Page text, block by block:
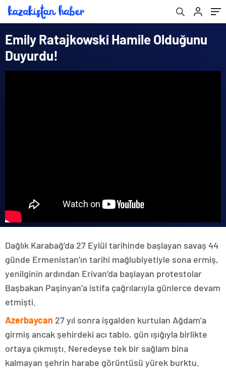
Emily Ratajkowski Hamile Olduğunu
Duyurdu!
Dağlık Karabağ’da 27 Eylül tarihinde başlayan savaş 44
günde Ermenistan’ın tarihi mağlubiyetiyle sona ermiş,
yenilginin ardından Erivan’da başlayan protestolar
Başbakan Paşinyan’a istifa çağrılarıyla günlerce devam
etmişti.
Azerbaycan 27 yıl sonra işgalden kurtulan Ağdam’a
girmiş ancak şehirdeki acı tablo, gün ışığıyla birlikte
ortaya çıkmıştı. Neredeyse tek bir sağlam bina
kalmayan şehrin harabe görüntüsü yürek burktu.